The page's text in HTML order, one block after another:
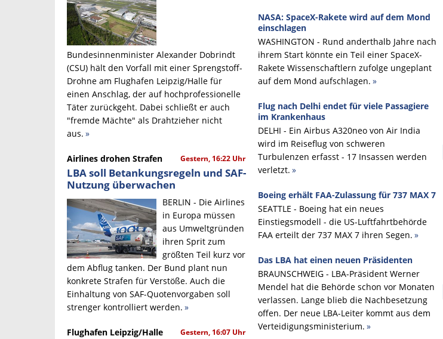
Bundesinnenminister Alexander Dobrindt
(CSU) hält den Vorfall mit einer Sprengstoff-
Drohne am Flughafen Leipzig/Halle für
einen Anschlag, der auf hochprofessionelle
Täter zurückgeht. Dabei schließt er auch
"fremde Mächte" als Drahtzieher nicht
aus. »
Gestern, 16:22 Uhr
Airlines drohen Strafen
LBA soll Betankungsregeln und SAF-
Nutzung überwachen
BERLIN - Die Airlines
in Europa müssen
aus Umweltgründen
ihren Sprit zum
größten Teil kurz vor
dem Abflug tanken. Der Bund plant nun
konkrete Strafen für Verstöße. Auch die
Einhaltung von SAF-Quotenvorgaben soll
strenger kontrolliert werden. »
Gestern, 16:07 Uhr
Flughafen Leipzig/Halle
NASA: SpaceX-Rakete wird auf dem Mond
einschlagen
WASHINGTON - Rund anderthalb Jahre nach
ihrem Start könnte ein Teil einer SpaceX-
Rakete Wissenschaftlern zufolge ungeplant
auf dem Mond aufschlagen. »
Flug nach Delhi endet für viele Passagiere
im Krankenhaus
DELHI - Ein Airbus A320neo von Air India
wird im Reiseflug von schweren
Turbulenzen erfasst - 17 Insassen werden
verletzt. »
Boeing erhält FAA-Zulassung für 737 MAX 7
SEATTLE - Boeing hat ein neues
Einstiegsmodell - die US-Luftfahrtbehörde
FAA erteilt der 737 MAX 7 ihren Segen. »
Das LBA hat einen neuen Präsidenten
BRAUNSCHWEIG - LBA-Präsident Werner
Mendel hat die Behörde schon vor Monaten
verlassen. Lange blieb die Nachbesetzung
offen. Der neue LBA-Leiter kommt aus dem
Verteidigungsministerium. »